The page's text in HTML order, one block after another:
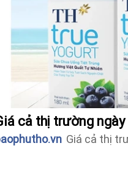
cả thị trường
Giá cả thị